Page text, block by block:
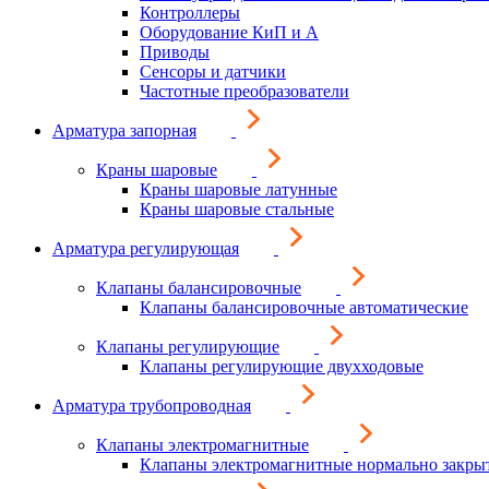
Контроллеры
Оборудование КиП и А
Приводы
Сенсоры и датчики
Частотные преобразователи
Арматура запорная
Краны шаровые
Краны шаровые латунные
Краны шаровые стальные
Арматура регулирующая
Клапаны балансировочные
Клапаны балансировочные автоматические
Клапаны регулирующие
Клапаны регулирующие двухходовые
Арматура трубопроводная
Клапаны электромагнитные
Клапаны электромагнитные нормально